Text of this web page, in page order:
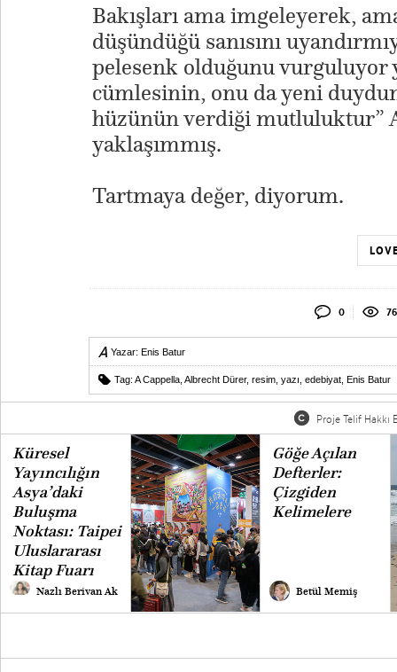
Bakışları ama imgeleyerek,
düşündüğü sanısını
pelesenk olduğunu vurguluyor
cümlesinin, onu da yeni
hüzünün verdiği mutluluktur”
yaklaşımmış.
Tartmaya değer, diyorum.
0
Yazar: Enis Batur
Tag: A Cappella Albrecht Dürer, resim yazı edebiyat Enis Batur
Proje Telif Hakkı
Küresel
Yayıncılığın
Asya’daki
Buluşma
Noktası: Taipei
Uluslararası
Kitap Fuarı
Nazlı Berivan Ak
Göğe Açılan
Defterler:
Çizgiden
Kelimelere
Betül Memiş